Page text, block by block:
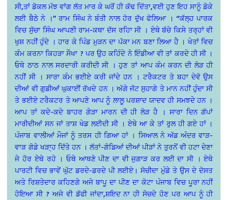
ਸੀ,ਤਾਂ ਡੋਕਲ ਮੱਝ ਵਾਂਗ ਲੱਤ ਮਾਰ ਕੇ ਘਰੋਂ ਹੀ ਕੱਢ ਦਿੱਤਾ,ਵਈ ਹੁਣ ਇਹ ਸਾਨੂੰ ਡੋਕੇ
ਲਈ ਬੈਠੇ ਨੇ ।” ਰਾਮ ਸਿੰਘ ਨੇ ਬੰਤੀ ਨਾਲ ਹੋਰ ਦੁੱਖ ਫੋਲਿਆ । “ਕੱਲ੍ਹ ਪਾਰਕ
ਵਿਚ ਸੁੱਚਾ ਸਿੰਘ ਆਪਣੀ ਰਾਮ-ਕਥਾ ਦੱਸ ਰਹਿਾ ਸੀ । ਏਥੇ ਬੱਚੇ ਕਿਸੇ ਤਰ੍ਹਾਂ ਵੀ
ਖੁਸ਼ ਨਹੀਂ ਹੁੰਦੇ । ਹਾਰ ਕੇ ਪਿੰਡ ਮੁੜਨ ਦਾ ਪੱਕਾ ਮਨ ਬਣਾ ਲਿਆ ਹੈ । ਖੇਤਾਂ ਵਿਚ
ਕੰਮ ਕਰਨਾ ਕਿਹੜਾ ਸੌਖਾ ? ਪਰ ਉਹ ਕਹਿੰਦੇ ਨੇ ਇੰਡੀਆ ਵੀ ਤਾਂ ਕਰਦੇ ਹੀ ਸੀ ।
ਓਥੇ ਠਾਠ ਨਾਲ ਸਰਦਾਰੀ ਕਰੀਦੀ ਸੀ । ਹੁਣ ਤਾਂ ਆਪ ਕੰਮ ਕਰਨ ਦੀ ਲੋੜ ਹੀ
ਨਹੀਂ ਸੀ । ਸਾਰਾ ਕੰਮ ਭਈਏ ਕਰੀ ਜਾਂਦੇ ਹਨ । ਟਰੈਕਟਰ ਤੇ ਬਹਾ ਦੇਵੋ ਉਸ
ਦੀਆਂ ਵੀ ਗੁਡੀਆਂ ਘੁਕਾਈਂ ਰੱਖਦੇ ਹਨ । ਅੱਗੇ ਜੱਟ ਸੁਹਾਗੇ ਤੇ ਮਾਨ ਨਹੀਂ ਹੁੰਦਾ ਸੀ
ਤੇ ਭਈਏ ਟਰੈਕਟਰ ਤੇ ਆਪਣੇ ਆਪ ਨੂੰ ਲਾਲੂ ਪਰਸ਼ਾਦ ਯਾਦਵ ਹੀ ਸਮਝਦੇ ਹਨ ।
ਆਪ ਤਾਂ ਕਦੇ-ਕਦੇ ਬਾਹਰ ਗੇੜਾ ਮਾਰਨ ਦੀ ਹੀ ਲੋੜ ਹੈ । ਸਾਰਾ ਦਿਨ ਗੱਪਾਂ
ਮਾਰੀਦੀਆਂ ਸਨ ਜਾਂ ਤਾਸ਼ ਖੇਡ ਲਈਦੀ ਸੀ । ਏਥੇ ਆ ਕੇ ਤਾਂ ਰੁਲ ਹੀ ਗਏ ਹਾਂ ।
ਪੰਜਾਬ ਵਾਲੀਆਂ ਮੌਜਾਂ ਨੂੰ ਤਰਸ ਹੀ ਗਿਆ ਹਾਂ । ਸਿਆਲ ਨੇ ਅੱਡ ਅੰਦਰ ਵਾੜ-
ਵਾੜ ਗੋਡੇ ਖੜਾ੍ਹ ਦਿੱਤੇ ਹਨ । ਲੱਤਾਂ-ਗੋਡਿਆਂ ਦੀਆਂ ਪੀੜਾਂ ਨੇ ਤੁਰਨੋਂ ਵੀ ਹਟਾ ਦੇਣਾ
ਜੇ ਹੋਰ ਏਥੇ ਰਹੇ । ਓਥੇ ਆਥਣੇ ਪੀਣ ਦਾ ਵੀ ਜੁਗਾੜ ਕਰ ਲਈ ਦਾ ਸੀ । ਏਥੇ
ਪਾਰਟੀ ਵਿਚ ਭਾਵੇਂ ਘੁੱਟ ਡਰਦੇ-ਡਰਦੇ ਪੀ ਲਈਏ। ਸੋਚੀਦਾ ਮੁੰਡੇ ਤੇ ਉਸ ਦੇ ਦੋਸਤ
ਅਤੇ ਰਿਸ਼ਤੇਦਾਰ ਕਹਿਣਗੇ ਅਜੇ ਬਾਪੂ ਦਾ ਪੀਣ ਦਾ ਕੋਟਾ ਪੰਜਾਬ ਵਿਚ ਪੂਰਾ ਨਹੀਂ
ਹੋਇਆ ਸੀ ? ਅਜੇ ਵੀ ਡੱਫੀ ਜਾਂਦਾ,ਸ਼ਇਦ ਨਾ ਹੀ ਸੋਚਦੇ ਹੋਣ ਪਰ ਆਪ ਨੂੰ ਹੀ